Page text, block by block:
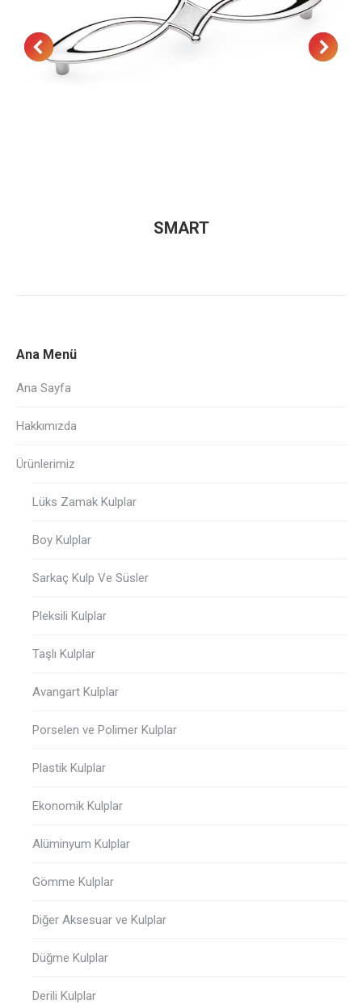
SMART
Ana Menü
Ana Sayfa
Hakkımızda
Ürünlerimiz
Lüks Zamak Kulplar
Boy Kulplar
Sarkaç Kulp Ve Süsler
Pleksili Kulplar
Taşlı Kulplar
Avangart Kulplar
Porselen ve Polimer Kulplar
Plastik Kulplar
Ekonomik Kulplar
Alüminyum Kulplar
Gömme Kulplar
Diğer Aksesuar ve Kulplar
Düğme Kulplar
Derili Kulplar